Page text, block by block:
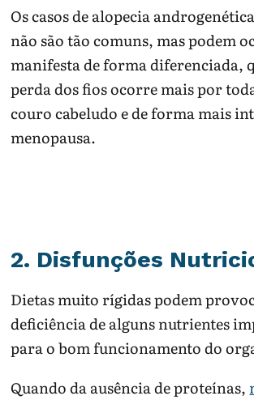
Os casos de alopecia
não são tão comuns, mas podem
manifesta de forma diferenciada,
perda dos fios ocorre mais por
couro cabeludo e de forma mais
menopausa.
2. Disfunções
Dietas muito rígidas podem
deficiência de alguns nutrientes
para o bom funcionamento do
Quando da ausência de proteínas,